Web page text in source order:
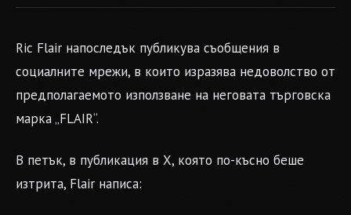
Ric Flair напоследък публикува съобщения в
социалните мрежи, в които изразява недоволство от
предполагаемото използване на неговата търговска
марка „FLAIR“.
В петък, в публикация в X, която по-късно беше
изтрита, Flair написа: